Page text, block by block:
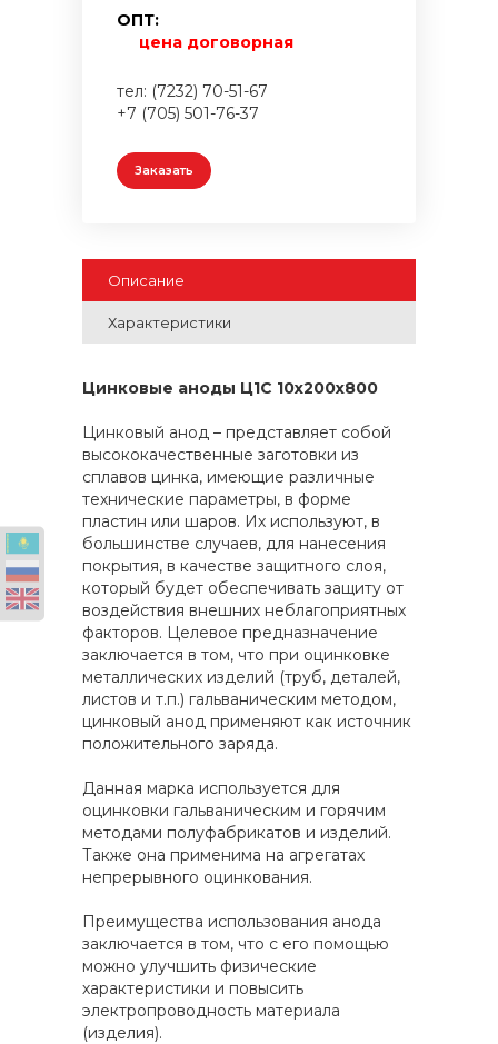
ОПТ:
цена договорная
тел: (7232) 70-51-67
+7 (705) 501-76-37
Заказать
Описание
Характеристики
Цинковые аноды Ц1С 10x200x800
Цинковый анод – представляет собой
высококачественные заготовки из
сплавов цинка, имеющие различные
технические параметры, в форме
пластин или шаров. Их используют, в
большинстве случаев, для нанесения
покрытия, в качестве защитного слоя,
который будет обеспечивать защиту от
воздействия внешних неблагоприятных
факторов. Целевое предназначение
заключается в том, что при оцинковке
металлических изделий (труб, деталей,
листов и т.п.) гальваническим методом,
цинковый анод применяют как источник
положительного заряда.
Данная марка используется для
оцинковки гальваническим и горячим
методами полуфабрикатов и изделий.
Также она применима на агрегатах
непрерывного оцинкования.
Преимущества использования анода
заключается в том, что с его помощью
можно улучшить физические
характеристики и повысить
электропроводность материала
(изделия).